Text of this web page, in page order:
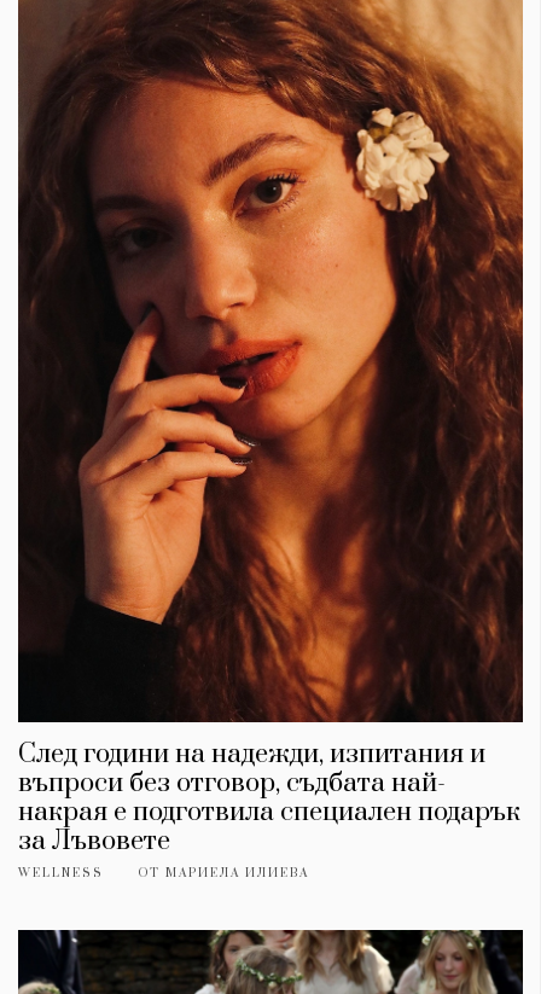
След години на надежди, изпитания и
въпроси без отговор, съдбата най-
накрая е подготвила специален подарък
за Лъвовете
WELLNESS ОТ МАРИЕЛА ИЛИЕВА